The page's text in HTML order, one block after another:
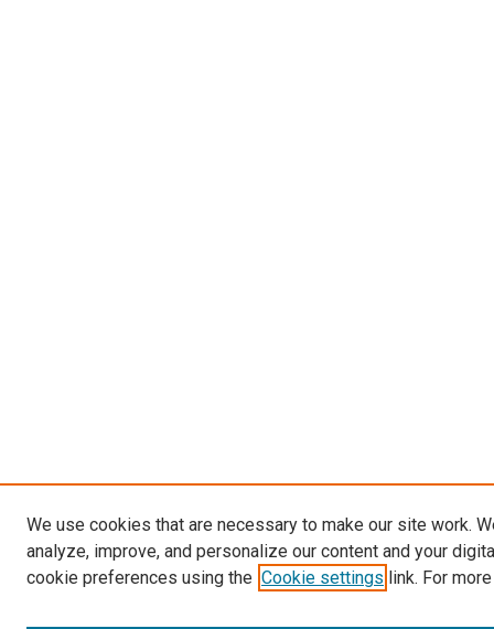
We use cookies that are necessary to make our site work.
analyze, improve, and personalize our content and your
cookie preferences using the Cookie settings link. For